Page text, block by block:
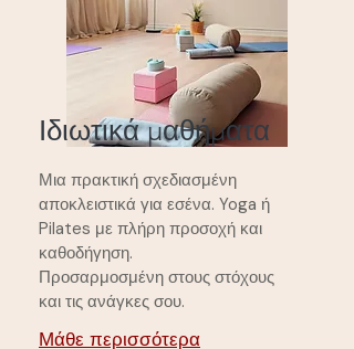
Ιδιωτικά μαθήματα
Μια πρακτική σχεδιασμένη
αποκλειστικά για εσένα. Yoga ή
Pilates με πλήρη προσοχή και
καθοδήγηση.
Προσαρμοσμένη στους στόχους
και τις ανάγκες σου.
Μάθε περισσότερα